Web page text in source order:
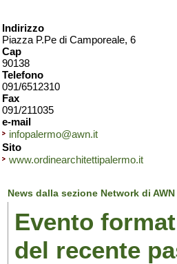
Indirizzo
Piazza P.Pe di Camporeale, 6
Cap
90138
Telefono
091/6512310
Fax
091/211035
e-mail
infopalermo@awn.it
Sito
www.ordinearchitettipalermo.it
News dalla sezione Network di AWN
Evento
del recente